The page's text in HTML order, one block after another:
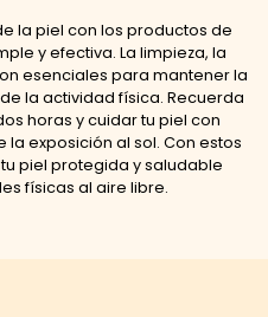
la piel con los productos de
y efectiva. La limpieza, la
esenciales para mantener la
la actividad física. Recuerda
horas y cuidar tu piel con
exposición al sol. Con estos
piel protegida y saludable
físicas al aire libre.